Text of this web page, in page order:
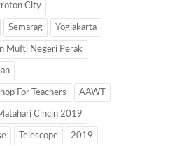
City
Semarag Yogjakarta
Mufti Negeri Perak
For Teachers AAWT
Cincin 2019
Telescope 2019